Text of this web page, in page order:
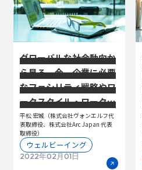
グローバルな社会動向か
ら見る、今、企業に必要
なファシリティ戦略やワ
ークスタイル・ワークプ
レイスとは
平松 宏城（株式会社ヴォンエルフ代
表取締役、株式会社Arc Japan 代表
取締役）
2022年02月01日
ウェルビーイング